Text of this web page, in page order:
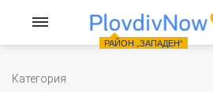
Категория
РАЙОН „ЗАПАДЕН“